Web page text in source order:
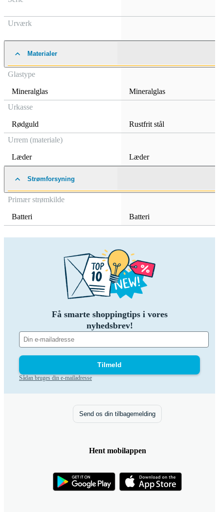
Urværk
Materialer
Glastype
Mineralglas
Mineralglas
Urkasse
Rødguld
Rustfrit stål
Urrem (materiale)
Læder Læder
Strømforsyning
Primær strømkilde
Batteri Batteri
Få smarte shoppingtips i vores
nyhedsbrev!
Tilmeld
Sådan bruges din e-mailadresse
Send os din tilbagemelding
Hent mobilappen